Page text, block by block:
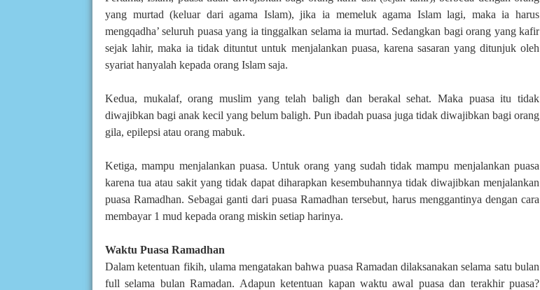
yang murtad (keluar dari agama Islam), jika ia memeluk agama Islam lagi, maka ia harus
mengqadha’ seluruh puasa yang ia tinggalkan selama ia murtad. Sedangkan bagi orang yang kafir
sejak lahir, maka ia tidak dituntut untuk menjalankan puasa, karena sasaran yang ditunjuk oleh
syariat hanyalah kepada orang Islam saja.
Kedua, mukalaf, orang muslim yang telah baligh dan berakal sehat. Maka puasa itu tidak
diwajibkan bagi anak kecil yang belum baligh. Pun ibadah puasa juga tidak diwajibkan bagi orang
gila, epilepsi atau orang mabuk.
Ketiga, mampu menjalankan puasa. Untuk orang yang sudah tidak mampu menjalankan puasa
karena tua atau sakit yang tidak dapat diharapkan kesembuhannya tidak diwajibkan menjalankan
puasa Ramadhan. Sebagai ganti dari puasa Ramadhan tersebut, harus menggantinya dengan cara
membayar 1 mud kepada orang miskin setiap harinya.
Waktu Puasa Ramadhan
Dalam ketentuan fikih, ulama mengatakan bahwa puasa Ramadan dilaksanakan selama satu bulan
full selama bulan Ramadan. Adapun ketentuan kapan waktu awal puasa dan terakhir puasa?